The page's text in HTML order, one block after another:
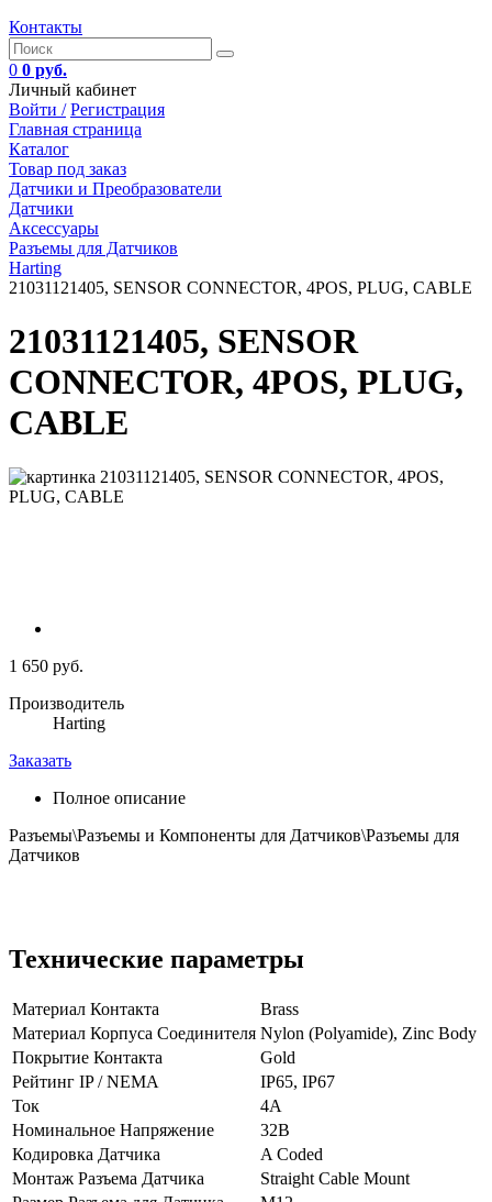
Контакты
0 0 руб.
Личный кабинет
Войти / Регистрация
Главная страница
Каталог
Товар под заказ
Датчики и Преобразователи
Датчики
Аксессуары
Разъемы для Датчиков
Harting
21031121405, SENSOR CONNECTOR, 4POS, PLUG, CABLE
21031121405, SENSOR
CONNECTOR, 4POS, PLUG,
CABLE
1 650 руб.
Производитель
Harting
Заказать
Полное описание
Разъемы\Разъемы и Компоненты для Датчиков\Разъемы для
Датчиков
Технические параметры
Материал Контакта
Brass
Материал Корпуса Соединителя Nylon (Polyamide), Zinc Body
Покрытие Контакта
Gold
Рейтинг IP / NEMA
IP65, IP67
Ток
4А
Номинальное Напряжение
32В
Кодировка Датчика
A Coded
Монтаж Разъема Датчика
Straight Cable Mount